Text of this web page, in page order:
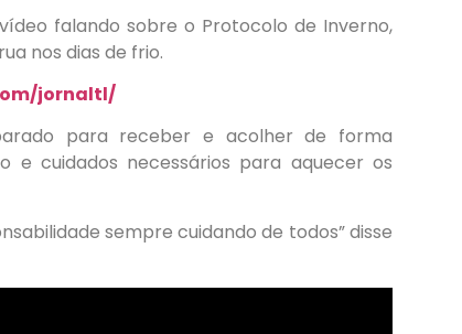
falando sobre o Protocolo de Inverno,
nos dias de frio.
jornaltl/
para receber e acolher de forma
e cuidados necessários para aquecer os
sempre cuidando de todos” disse